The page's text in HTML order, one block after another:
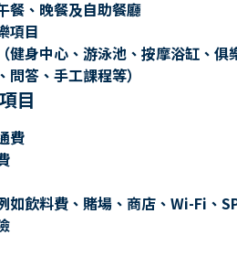
餐、晚餐及自助餐廳
項目
健身中心、游泳池、按摩浴缸、俱
答、手工課程等）
目
費
如飲料費、賭場、商店、Wi-Fi、